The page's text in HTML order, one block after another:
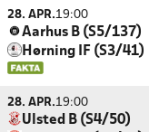
28. APR.19:00
Aarhus B (S5/137)
Hørning IF (S3/41)
28. APR.19:00
Ulsted B (S4/50)